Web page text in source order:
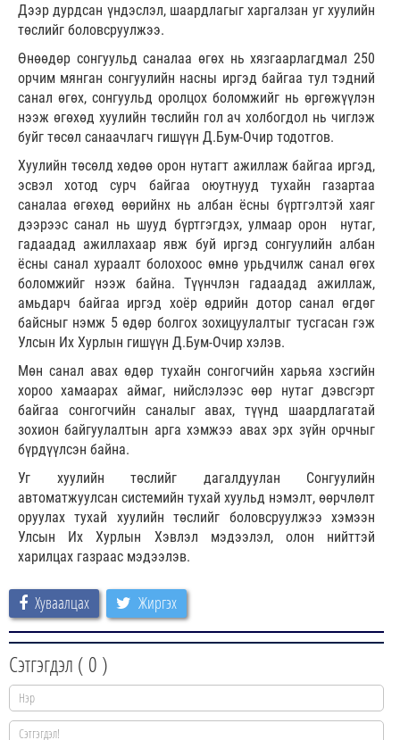
Дээр дурдсан үндэслэл, шаардлагыг харгалзан уг хуулийн
төслийг боловсруулжээ.
Өнөөдөр сонгуульд саналаа өгөх нь хязгаарлагдмал 250
орчим мянган сонгуулийн насны иргэд байгаа тул тэдний
санал өгөх, сонгуульд оролцох боломжийг нь өргөжүүлэн
нээж өгөхөд хуулийн төслийн гол ач холбогдол нь чиглэж
буйг төсөл санаачлагч гишүүн Д.Бум-Очир тодотгов.
Хуулийн төсөлд хөдөө орон нутагт ажиллаж байгаа иргэд,
эсвэл хотод сурч байгаа оюутнууд тухайн газартаа
саналаа өгөхөд өөрийнх нь албан ёсны бүртгэлтэй хаяг
дээрээс санал нь шууд бүртгэгдэх, улмаар орон нутаг,
гадаадад ажиллахаар явж буй иргэд сонгуулийн албан
ёсны санал хураалт болохоос өмнө урьдчилж санал өгөх
боломжийг нээж байна. Түүнчлэн гадаадад ажиллаж,
амьдарч байгаа иргэд хоёр өдрийн дотор санал өгдөг
байсныг нэмж 5 өдөр болгох зохицуулалтыг тусгасан гэж
Улсын Их Хурлын гишүүн Д.Бум-Очир хэлэв.
Мөн санал авах өдөр тухайн сонгогчийн харьяа хэсгийн
хороо хамаарах аймаг, нийслэлээс өөр нутаг дэвсгэрт
байгаа сонгогчийн саналыг авах, түүнд шаардлагатай
зохион байгуулалтын арга хэмжээ авах эрх зүйн орчныг
бүрдүүлсэн байна.
Уг хуулийн төслийг дагалдуулан Сонгуулийн
автоматжуулсан системийн тухай хуульд нэмэлт, өөрчлөлт
оруулах тухай хуулийн төслийг боловсруулжээ хэмээн
Улсын Их Хурлын Хэвлэл мэдээлэл, олон нийттэй
харилцах газраас мэдээлэв.
Хуваалцах Жиргэх
Сэтгэгдэл ( 0 )